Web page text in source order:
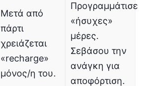
Μετά από
πάρτι
χρειάζεται
«recharge»
μόνος/η του.
Προγραμμάτισε
«ήσυχες»
μέρες.
Σεβάσου την
ανάγκη για
αποφόρτιση.